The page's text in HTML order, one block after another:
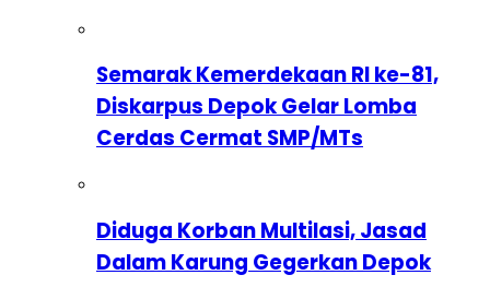
Semarak Kemerdekaan RI ke-81,
Diskarpus Depok Gelar Lomba
Cerdas Cermat SMP/MTs
Diduga Korban Multilasi, Jasad
Dalam Karung Gegerkan Depok